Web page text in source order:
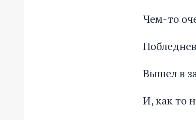
Чем-то
Вышел в
И, как то